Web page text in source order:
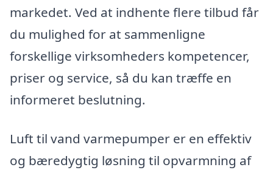
markedet. Ved at indhente flere tilbud får
du mulighed for at sammenligne
forskellige virksomheders kompetencer,
priser og service, så du kan træffe en
informeret beslutning.
Luft til vand varmepumper er en effektiv
og bæredygtig løsning til opvarmning af